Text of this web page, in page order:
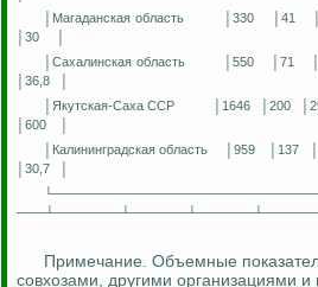
│Магаданская область
│330 │41
│30
│Сахалинская область
│550 │71
│36,8
Якутская-Саха ССР │1646 │200
│600
│Калининградская область
│959 │137
│30,7
Примечание. Объемные
совхозами, другими организациями